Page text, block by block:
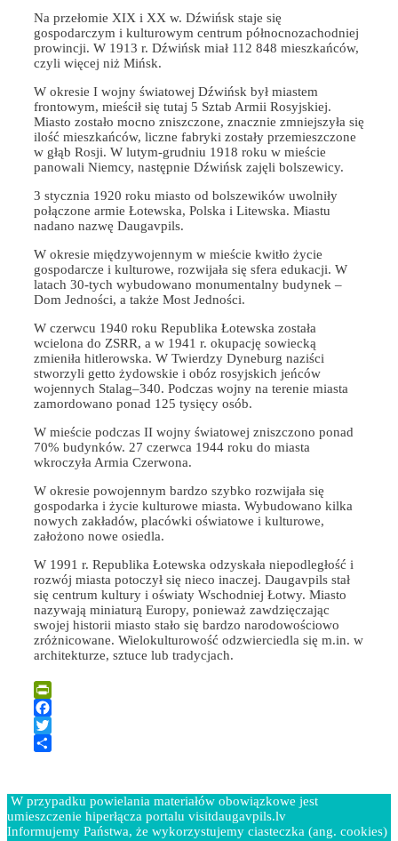
Na przełomie XIX i XX w. Dźwińsk staje się
gospodarczym i kulturowym centrum północnozachodniej
prowincji. W 1913 r. Dźwińsk miał 112 848 mieszkańców,
czyli więcej niż Mińsk.
W okresie I wojny światowej Dźwińsk był miastem
frontowym, mieścił się tutaj 5 Sztab Armii Rosyjskiej.
Miasto zostało mocno zniszczone, znacznie zmniejszyła się
ilość mieszkańców, liczne fabryki zostały przemieszczone
w głąb Rosji. W lutym-grudniu 1918 roku w mieście
panowali Niemcy, następnie Dźwińsk zajęli bolszewicy.
3 stycznia 1920 roku miasto od bolszewików uwolniły
połączone armie Łotewska, Polska i Litewska. Miastu
nadano nazwę Daugavpils.
W okresie międzywojennym w mieście kwitło życie
gospodarcze i kulturowe, rozwijała się sfera edukacji. W
latach 30-tych wybudowano monumentalny budynek –
Dom Jedności, a także Most Jedności.
W czerwcu 1940 roku Republika Łotewska została
wcielona do ZSRR, a w 1941 r. okupację sowiecką
zmieniła hitlerowska. W Twierdzy Dyneburg naziści
stworzyli getto żydowskie i obóz rosyjskich jeńców
wojennych Stalag–340. Podczas wojny na terenie miasta
zamordowano ponad 125 tysięcy osób.
W mieście podczas II wojny światowej zniszczono ponad
70% budynków. 27 czerwca 1944 roku do miasta
wkroczyła Armia Czerwona.
W okresie powojennym bardzo szybko rozwijała się
gospodarka i życie kulturowe miasta. Wybudowano kilka
nowych zakładów, placówki oświatowe i kulturowe,
założono nowe osiedla.
W 1991 r. Republika Łotewska odzyskała niepodległość i
rozwój miasta potoczył się nieco inaczej. Daugavpils stał
się centrum kultury i oświaty Wschodniej Łotwy. Miasto
nazywają miniaturą Europy, ponieważ zawdzięczając
swojej historii miasto stało się bardzo narodowościowo
zróżnicowane. Wielokulturowość odzwierciedla się m.in. w
architekturze, sztuce lub tradycjach.
PrintFriendly
Facebook
Twitter
W przypadku powielania materiałów obowiązkowe jest
umieszczenie hiperłącza portalu visitdaugavpils.lv
Informujemy Państwa, że wykorzystujemy ciasteczka (ang. cookies)